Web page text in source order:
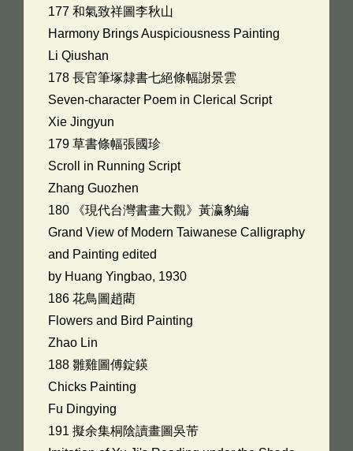
177 和氣致祥圖李秋山
Harmony Brings Auspiciousness Painting
Li Qiushan
178 長官筆塚隸書七絕條幅謝景雲
Seven-character Poem in Clerical Script
Xie Jingyun
179 草書條幅張國珍
Scroll in Running Script
Zhang Guozhen
180 《現代台灣書畫大觀》黃瀛豹編
Grand View of Modern Taiwanese Calligraphy
and Painting edited
by Huang Yingbao, 1930
186 花鳥圖趙藺
Flowers and Bird Painting
Zhao Lin
188 雛雞圖傅錠鍈
Chicks Painting
Fu Dingying
191 擬余集桐陰讀畫圖吳芾